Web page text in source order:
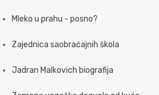
Mleko u prahu - posno?
Zajednica saobraćajnih škola
Jadran Malkovich biografija